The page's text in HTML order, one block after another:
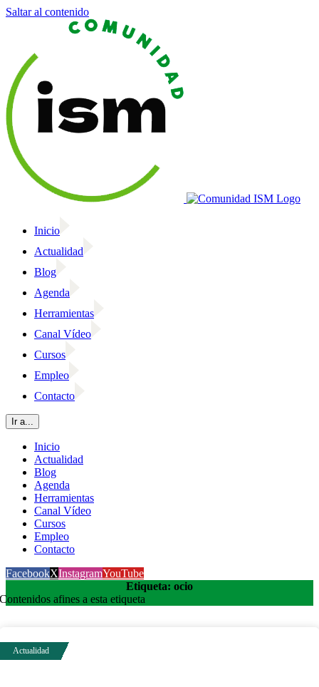
Saltar al contenido
Inicio
Actualidad
Blog
Agenda
Herramientas
Canal Vídeo
Cursos
Empleo
Contacto
Ir a...
Inicio
Actualidad
Blog
Agenda
Herramientas
Canal Vídeo
Cursos
Empleo
Contacto
FacebookXInstagramYouTube
Etiqueta: ocio
Contenidos afines a esta etiqueta